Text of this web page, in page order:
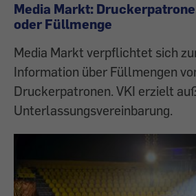
Media Markt:
oder Füllmenge
Media Markt verpflichtet sich
Information über Füllmengen
Druckerpatronen. VKI erzielt
Unterlassungsvereinbarung.